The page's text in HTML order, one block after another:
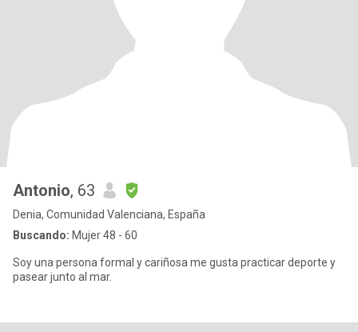
Antonio, 63
Denia, Comunidad Valenciana, España
Buscando: Mujer 48 - 60
Soy una persona formal y cariñosa me gusta practicar deporte y
pasear junto al mar.